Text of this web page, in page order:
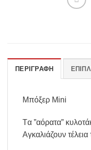
ΠΕΡΙΓΡΑΦΉ
Μπόξερ Mini
Tα ”αόρατα”
Aγκαλιάζουν